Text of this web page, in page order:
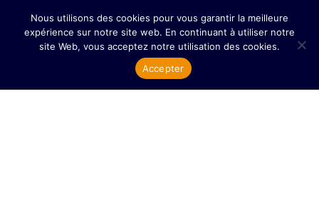
Nous utilisons des cookies pour vous garantir la meilleure
expérience sur notre site web. En continuant à utiliser notre
site Web, vous acceptez notre utilisation des cookies.
Accepter